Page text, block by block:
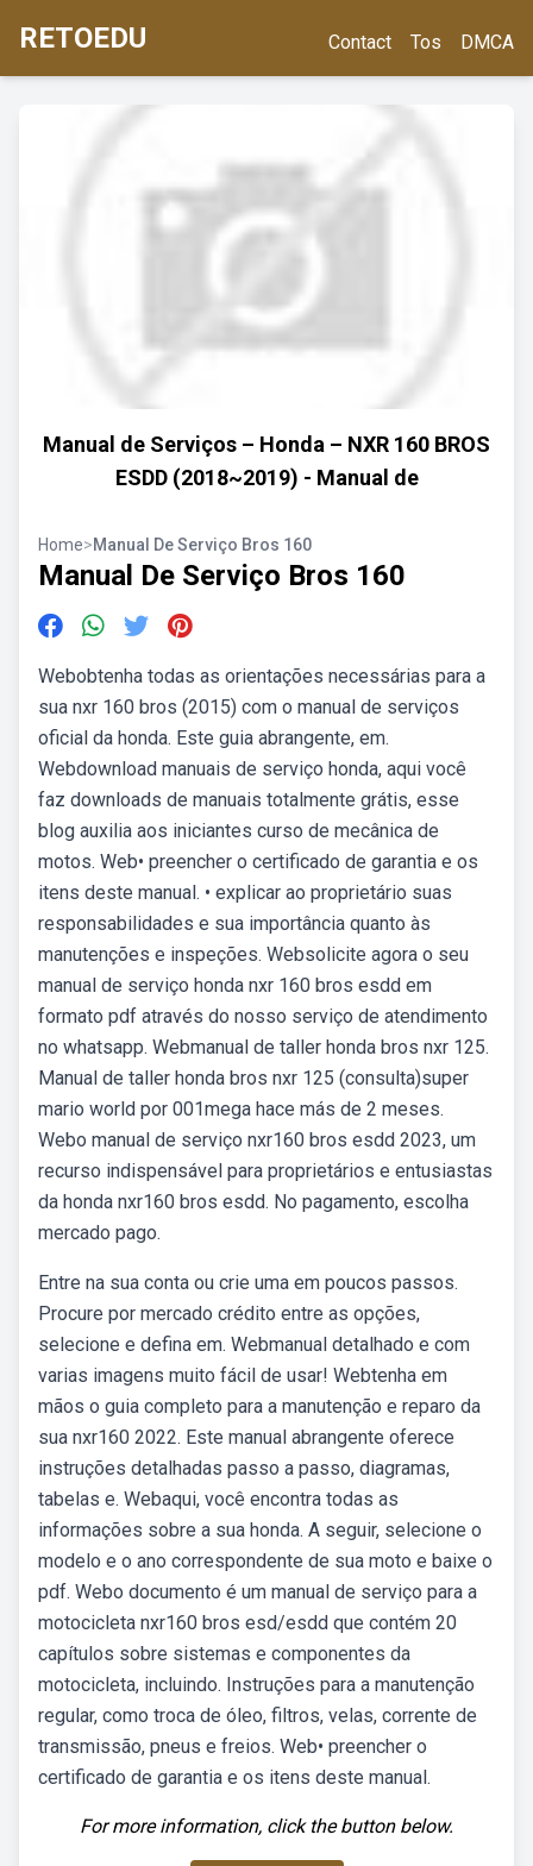
RETOEDU Contact Tos DMCA
Manual de Serviços – Honda – NXR 160 BROS
ESDD (2018~2019) - Manual de
Home>Manual De Serviço Bros 160
Manual De Serviço Bros 160
Webobtenha todas as orientações necessárias para a
sua nxr 160 bros (2015) com o manual de serviços
oficial da honda. Este guia abrangente, em.
Webdownload manuais de serviço honda, aqui você
faz downloads de manuais totalmente grátis, esse
blog auxilia aos iniciantes curso de mecânica de
motos. Web• preencher o certificado de garantia e os
itens deste manual. • explicar ao proprietário suas
responsabilidades e sua importância quanto às
manutenções e inspeções. Websolicite agora o seu
manual de serviço honda nxr 160 bros esdd em
formato pdf através do nosso serviço de atendimento
no whatsapp. Webmanual de taller honda bros nxr 125.
Manual de taller honda bros nxr 125 (consulta)super
mario world por 001mega hace más de 2 meses.
Webo manual de serviço nxr160 bros esdd 2023, um
recurso indispensável para proprietários e entusiastas
da honda nxr160 bros esdd. No pagamento, escolha
mercado pago.
Entre na sua conta ou crie uma em poucos passos.
Procure por mercado crédito entre as opções,
selecione e defina em. Webmanual detalhado e com
varias imagens muito fácil de usar! Webtenha em
mãos o guia completo para a manutenção e reparo da
sua nxr160 2022. Este manual abrangente oferece
instruções detalhadas passo a passo, diagramas,
tabelas e. Webaqui, você encontra todas as
informações sobre a sua honda. A seguir, selecione o
modelo e o ano correspondente de sua moto e baixe o
pdf. Webo documento é um manual de serviço para a
motocicleta nxr160 bros esd/esdd que contém 20
capítulos sobre sistemas e componentes da
motocicleta, incluindo. Instruções para a manutenção
regular, como troca de óleo, filtros, velas, corrente de
transmissão, pneus e freios. Web• preencher o
certificado de garantia e os itens deste manual.
For more information, click the button below.